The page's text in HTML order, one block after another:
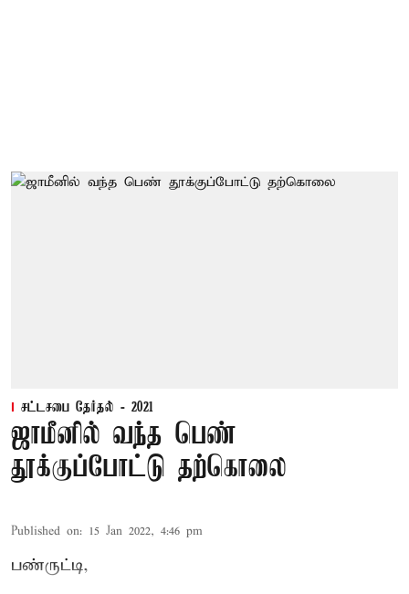
சட்டசபை தேர்தல் - 2021
ஜாமீனில் வந்த பெண்
தூக்குப்போட்டு தற்கொலை
Published on: 15 Jan 2022, 4:46 pm
பண்ருட்டி,